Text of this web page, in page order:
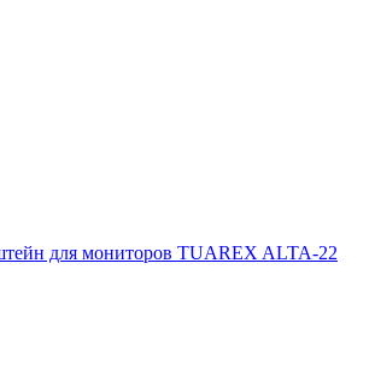
для мониторов TUAREX ALTA-22